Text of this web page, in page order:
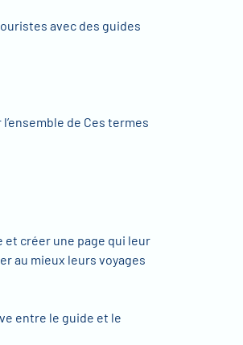
avec des guides
de Ces termes
et créer une page qui leur
au mieux leurs voyages
entre le guide et le